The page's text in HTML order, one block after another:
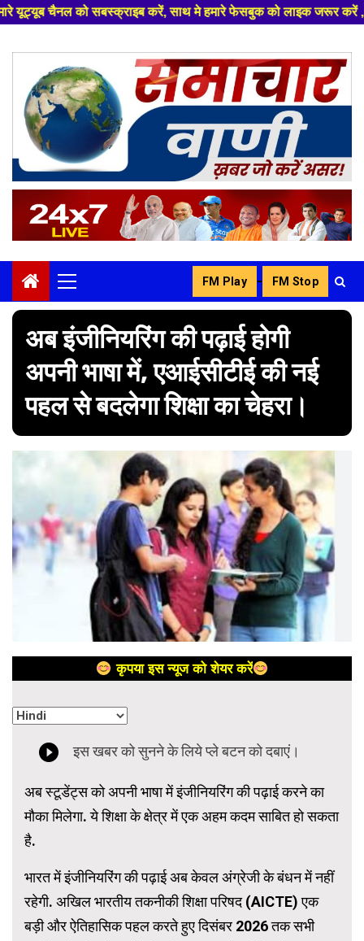
सबस्क्राइब करें, साथ मे हमारे फेसबुक को लाइक जरूर करें ,
content
Primary
Menu
FM Play - FM Stop
अब इंजीनियरिंग की पढ़ाई होगी
अपनी भाषा में, एआईसीटीई की नई
पहल से बदलेगा शिक्षा का चेहरा।
कृपया इस न्यूज को शेयर करें
अब स्टूडेंट्स को अपनी भाषा में इंजीनियरिंग की पढ़ाई करने का
मौका मिलेगा. ये शिक्षा के क्षेत्र में एक अहम कदम साबित हो सकता
है.
भारत में इंजीनियरिंग की पढ़ाई अब केवल अंग्रेजी के बंधन में नहीं
रहेगी. अखिल भारतीय तकनीकी शिक्षा परिषद (AICTE) एक
बड़ी और ऐतिहासिक पहल करते हुए दिसंबर 2026 तक सभी